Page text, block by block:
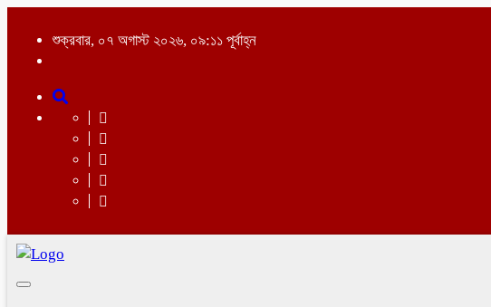
শুক্রবার, ০৭ অগাস্ট ২০২৬, ০৯:১১ পূর্বাহ্ন
Toggle